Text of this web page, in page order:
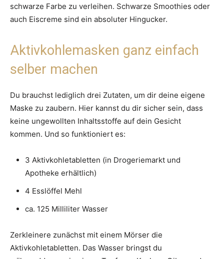
schwarze Farbe zu verleihen. Schwarze Smoothies oder
auch Eiscreme sind ein absoluter Hingucker.
Aktivkohlemasken ganz einfach
selber machen
Du brauchst lediglich drei Zutaten, um dir deine eigene
Maske zu zaubern. Hier kannst du dir sicher sein, dass
keine ungewollten Inhaltsstoffe auf dein Gesicht
kommen. Und so funktioniert es:
3 Aktivkohletabletten (in Drogeriemarkt und
Apotheke erhältlich)
4 Esslöffel Mehl
ca. 125 Milliliter Wasser
Zerkleinere zunächst mit einem Mörser die
Aktivkohletabletten. Das Wasser bringst du